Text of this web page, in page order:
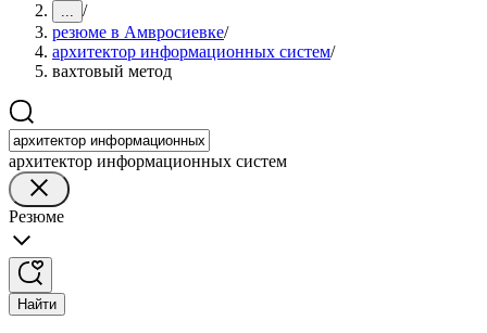
... /
резюме в Амвросиевке/
архитектор информационных систем/
вахтовый метод
архитектор информационных систем
Резюме
Найти